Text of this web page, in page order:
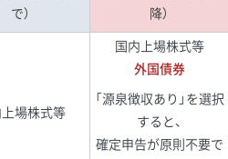
で）
降）
上場株式等
国内上場株式等
外国債券
「源泉徴収あり」を選択
すると、
確定申告が原則不要で